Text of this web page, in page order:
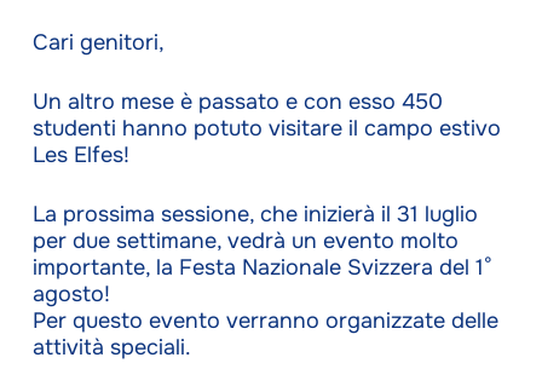
Cari genitori,
Un altro mese è passato e con esso 450
studenti hanno potuto visitare il campo estivo
Les Elfes!
La prossima sessione, che inizierà il 31 luglio
per due settimane, vedrà un evento molto
importante, la Festa Nazionale Svizzera del 1°
agosto!
Per questo evento verranno organizzate delle
attività speciali.